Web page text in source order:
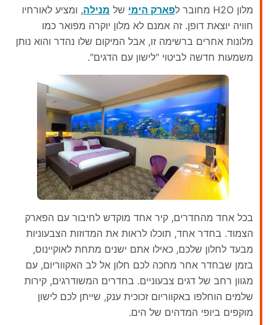
מלון H2O מחובר ל פארק הימי של מנילה, ומציע לאורחיו
חוויה יוצאת דופן. זה אמנם לא מלון יוקרה מפואר כמו
מלונות אחרים ברשימה זו, אבל המיקום שלו נהדר והוא נותן
משמעות חדשה לביטוי "לישון עם הדגים".
בכל אחד מהחדרים, קיר אחד מוקדש לחיבור עם הפארק
הצמוד. בחדר אחד, תוכלו לראות את המדוזות הצבעוניות
מבעד לחלון שלכם, כאילו אתם ישנים מתחת לאוקיינוס,
בזמן שבחדר אחר מחכה לכם חלון אל לב האקווריום, עם
מגוון רחב של דגים צבעוניים. בחדרים המשודרגים, קירות
שלמים הוחלפו באקווריום זכוכית ענק, שייתן לכם לישון
מוקפים ביופי המדהים של הים.